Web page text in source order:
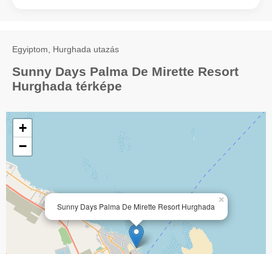
Egyiptom, Hurghada utazás
Sunny Days Palma De Mirette Resort
Hurghada térképe
Sunny Days Palma De Mirette Resort Hurghada
×
+
−